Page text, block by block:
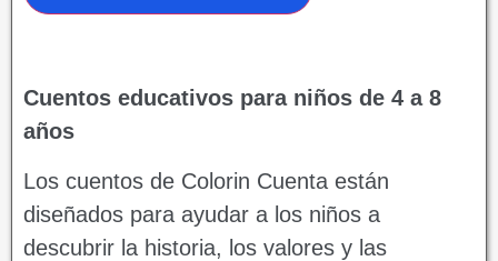
Cuentos educativos para niños de 4 a 8
años
Los cuentos de Colorin Cuenta están
diseñados para ayudar a los niños a
descubrir la historia, los valores y las